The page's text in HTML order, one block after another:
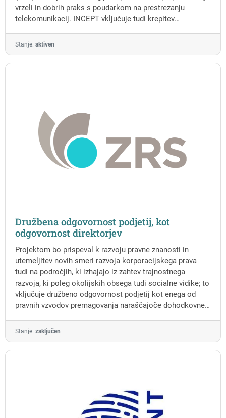
vrzeli in dobrih praks s poudarkom na prestrezanju
telekomunikacij. INCEPT vključuje tudi krepitev
izboljšanje uporabe evropskega preiskovalnega naloga ter
Stanje: aktiven
Družbena odgovornost podjetij, kot
odgovornost direktorjev
Projektom bo prispeval k razvoju pravne znanosti in
utemeljitev novih smeri razvoja korporacijskega prava
tudi na področjih, ki izhajajo iz zahtev trajnostnega
razvoja, ki poleg okolijskih obsega tudi socialne vidike; to
vključuje družbeno odgovornost podjetij kot enega od
pravnih vzvodov premagovanja naraščajoče dohodkovne
Stanje: zaključen